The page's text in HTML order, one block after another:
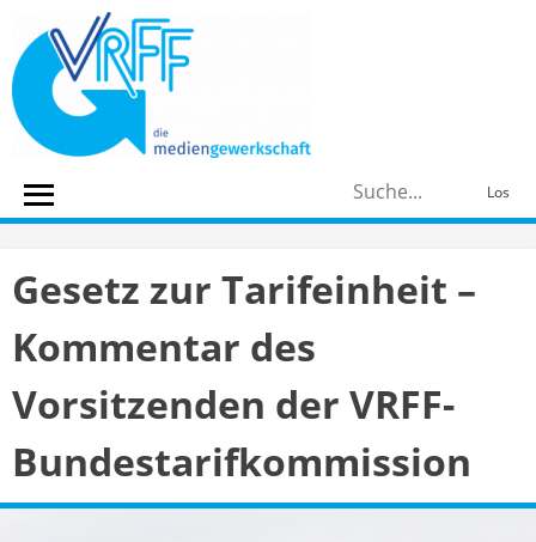
content
Los
Gesetz zur Tarifeinheit –
Kommentar des
Vorsitzenden der VRFF-
Bundestarifkommission